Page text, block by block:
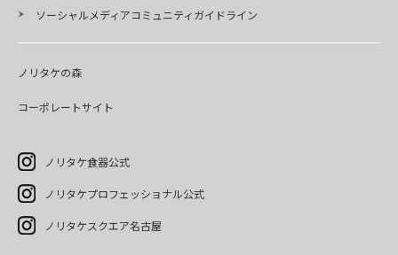
ソーシャルメディアコミュニティガイドライン
ノリタケの森
コーポレートサイト
ノリタケ食器公式
ノリタケプロフェッショナル公式
ノリタケスクエア名古屋